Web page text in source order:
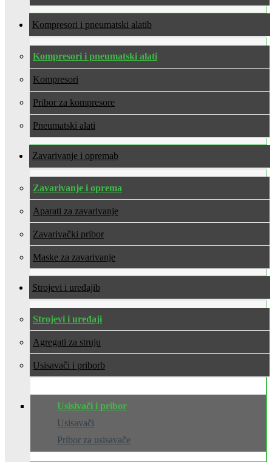
Kompresori i pneumatski alati
Kompresori i pneumatski alati
Kompresori
Pribor za kompresore
Pneumatski alati
Zavarivanje i oprema
Zavarivanje i oprema
Aparati za zavarivanje
Zavarivački pribor
Maske za zavarivanje
Strojevi i uređaji
Strojevi i uređaji
Agregati za struju
Usisavači i pribor
Usisivači i pribor
Usisavači
Pribor za usisavače